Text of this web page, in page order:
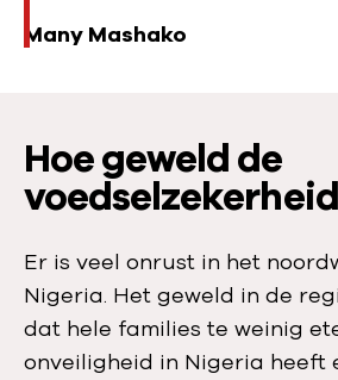
Many Mashako
Hoe geweld de
Er is veel onrust in het
Nigeria. Het geweld in de
dat hele families te weinig
onveiligheid in Nigeria heeft